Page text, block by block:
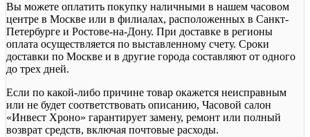
Вы можете оплатить покупку наличными в нашем часовом
центре в Москве или в филиалах, расположенных в Санкт-
Петербурге и Ростове-на-Дону. При доставке в регионы
оплата осуществляется по выставленному счету. Сроки
доставки по Москве и в другие города составляют от одного
до трех дней.
Если по какой-либо причине товар окажется неисправным
или не будет соответствовать описанию, Часовой салон
«Инвест Хроно» гарантирует замену, ремонт или полный
возврат средств, включая почтовые расходы.